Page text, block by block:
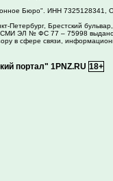
Бюро". ИНН 7325128341,
Петербург, Брестский
СМИ ЭЛ № ФС 77 – 75998 выдано
в сфере связи,
портал" 1PNZ.RU 18+